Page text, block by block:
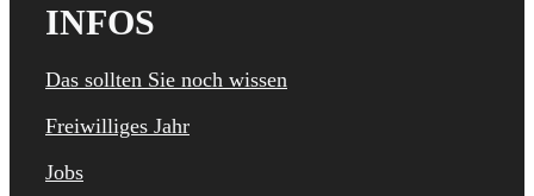
INFOS
Das sollten Sie noch wissen
Freiwilliges Jahr
Jobs